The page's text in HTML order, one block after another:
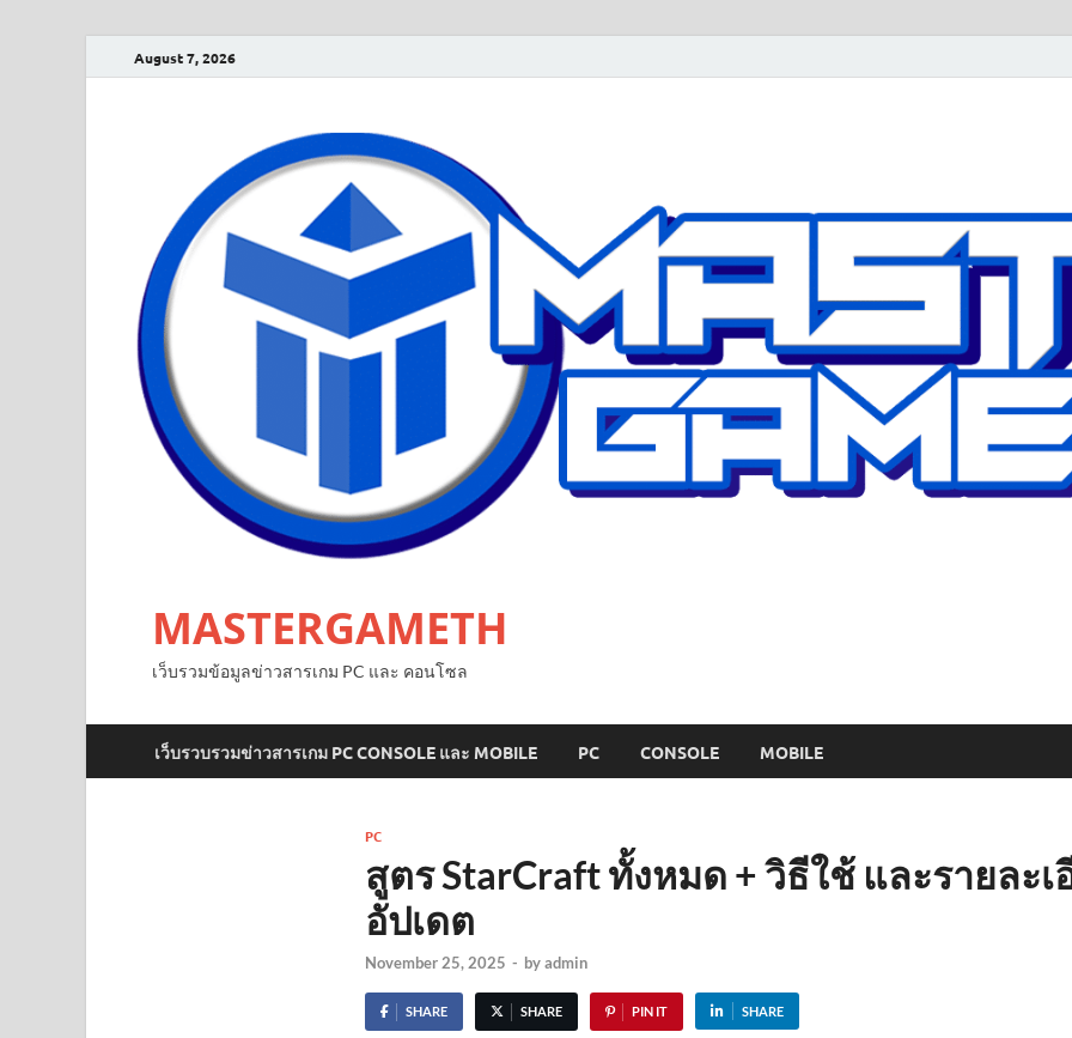
August 7, 2026
MASTERGAMETH
เว็บรวมข้อมูลข่าวสารเกม PC และ คอนโซล
เว็บรวบรวมข่าวสารเกม PC CONSOLE และ MOBILE PC CONSOLE MOBILE
PC
สูตร StarCraft ทั้งหมด + วิธีใช้ และรายละ
อัปเดต
November 25, 2025 - byadmin
SHARE SHARE PIN IT SHARE